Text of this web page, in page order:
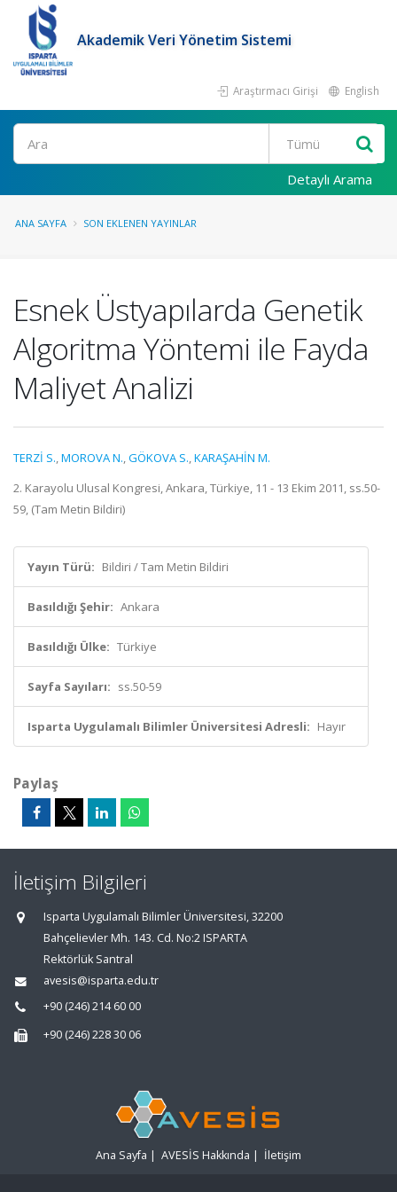
Akademik Veri Yönetim Sistemi
Araştırmacı Girişi English
Ara
Detaylı Arama
ANA SAYFA SON EKLENEN YAYINLAR
Esnek Üstyapılarda Genetik
Algoritma Yöntemi ile Fayda
Maliyet Analizi
TERZİ S.,MOROVA N.,GÖKOVA S.,KARAŞAHİN M.
2. Karayolu Ulusal Kongresi, Ankara, Türkiye, 11 - 13 Ekim 2011, ss.50-
59, (Tam Metin Bildiri)
Yayın Türü: Bildiri / Tam Metin Bildiri
Basıldığı Şehir: Ankara
Basıldığı Ülke: Türkiye
Sayfa Sayıları: ss.50-59
Isparta Uygulamalı Bilimler Üniversitesi Adresli: Hayır
Paylaş
İletişim Bilgileri
Isparta Uygulamalı Bilimler Üniversitesi, 32200
Bahçelievler Mh. 143. Cd. No:2 ISPARTA
Rektörlük Santral
avesis@isparta.edu.tr
+90 (246) 214 60 00
+90 (246) 228 30 06
Ana Sayfa | AVESİS Hakkında | İletişim